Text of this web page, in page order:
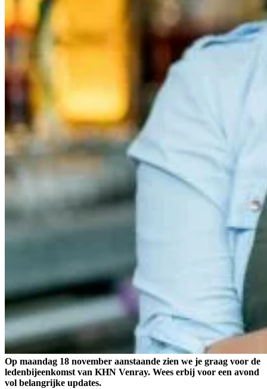
Op maandag 18 november aanstaande zien we je graag voor de
ledenbijeenkomst van KHN Venray. Wees erbij voor een avond
vol belangrijke updates.